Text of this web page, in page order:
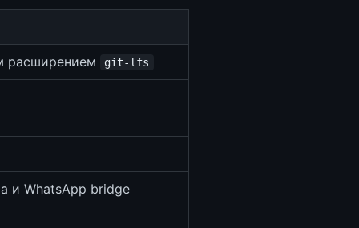
расширением git-lfs
и WhatsApp bridge